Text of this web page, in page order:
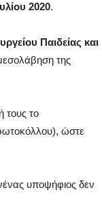
2020.
Παιδείας και
της
τους το
ώστε
υποψήφιος δεν